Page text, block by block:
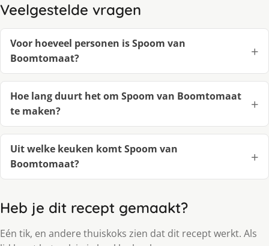
Veelgestelde vragen
Voor hoeveel personen is Spoom van
Boomtomaat?
Hoe lang duurt het om Spoom van Boomtomaat
te maken?
Uit welke keuken komt Spoom van
Boomtomaat?
Heb je dit recept gemaakt?
Eén tik, en andere thuiskoks zien dat dit recept werkt. Als